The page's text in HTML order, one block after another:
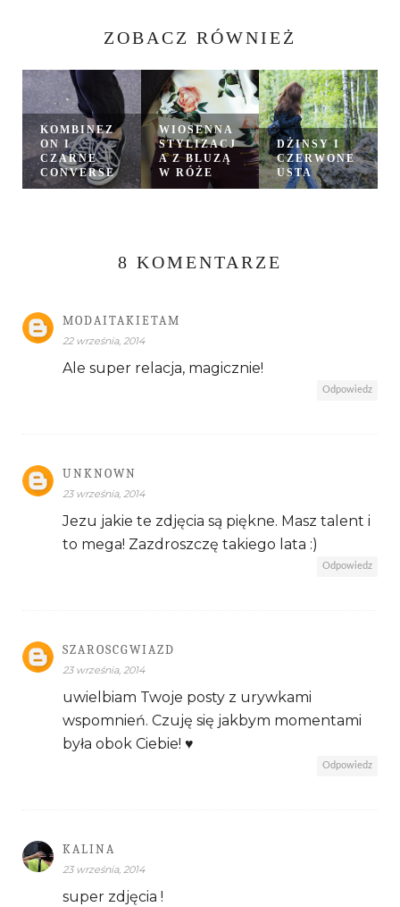
ZOBACZ RÓWNIEŻ
KOMBINEZ
ON I
CZARNE
CONVERSE
WIOSENNA
STYLIZACJ
A Z BLUZĄ
W RÓŻE
DŻINSY I
CZERWONE
USTA
8 KOMENTARZE
MODAITAKIETAM
22 września, 2014
Ale super relacja, magicznie!
Odpowiedz
UNKNOWN
23 września, 2014
Jezu jakie te zdjęcia są piękne. Masz talent i
to mega! Zazdroszczę takiego lata :)
Odpowiedz
SZAROSCGWIAZD
23 września, 2014
uwielbiam Twoje posty z urywkami
wspomnień. Czuję się jakbym momentami
była obok Ciebie! ♥
Odpowiedz
KALINA
23 września, 2014
super zdjęcia !